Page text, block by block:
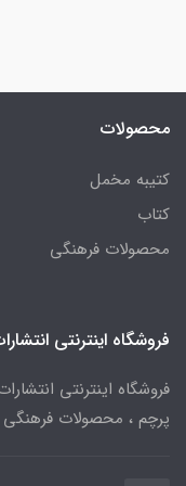
محصولات
کتیبه مخمل
کتاب
محصولات فرهنگی
فروشگاه اینترنتی
فروشگاه اینترنتی
پرچم ، محصولات